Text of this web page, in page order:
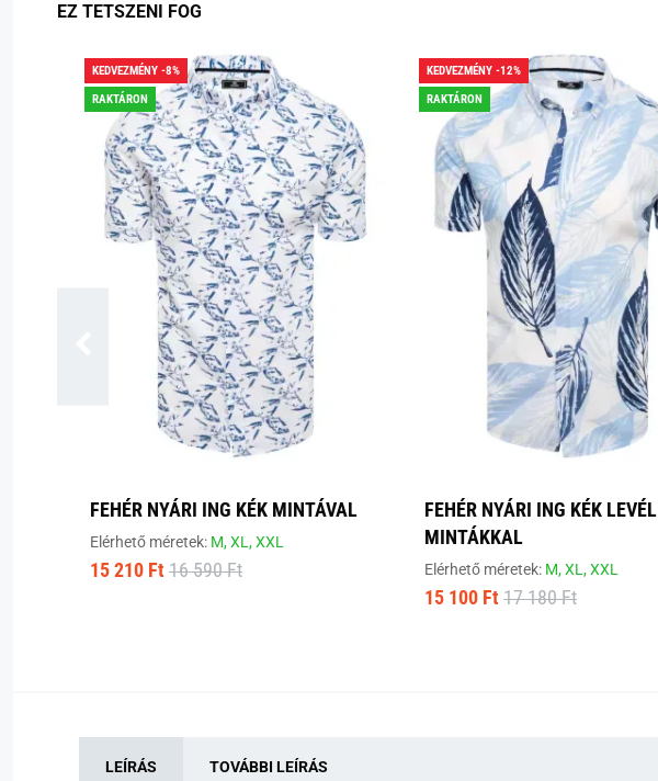
EZ TETSZENI FOG
KEDVEZMÉNY -8%
RAKTÁRON
FEHÉR NYÁRI ING KÉK MINTÁVAL
Elérhető méretek: M,XL,XXL
15 210 Ft 16 590 Ft
KEDVEZMÉNY -12%
RAKTÁRON
FEHÉR NYÁRI ING KÉK LEVÉL
MINTÁKKAL
Elérhető méretek: M,XL,XXL
15 100 Ft 17 180 Ft
LEÍRÁS TOVÁBBI LEÍRÁS